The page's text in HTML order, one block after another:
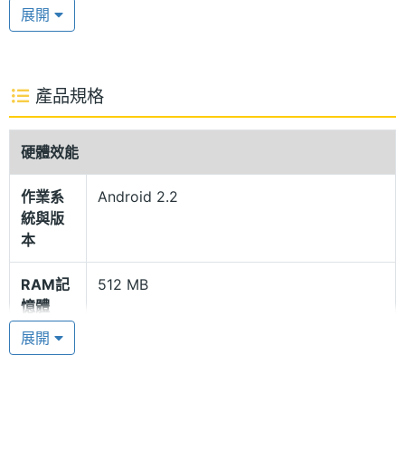
觸控螢幕，能輕鬆感應 5 點操作，可同時完成 5 隻手
Cortex-A9 處理器
Ainol NOVO8 採用 Android 2.2 作業系統，配備了一
顆單核 Cortex-A9 處理器，達到 2,075 DMIPS 和
830MHz，達到了低功耗、高性能的完美結合。Ainol
NOVO8 還搭載了一枚 3D 圖形處理 ARM Mali400
GPU，同屬 GPU 也應用到三星最新平板上，卓越性能
不用質疑。該 GPU 能完成類似 PC 平台 3D 顯卡的工
作，通過浮點運算，提供卓越的二維和三維加速性
展開
產品規格
硬體效能
作業系
統與版
本
Android 2.2
RAM記
憶體
512 MB
記憶卡
展開